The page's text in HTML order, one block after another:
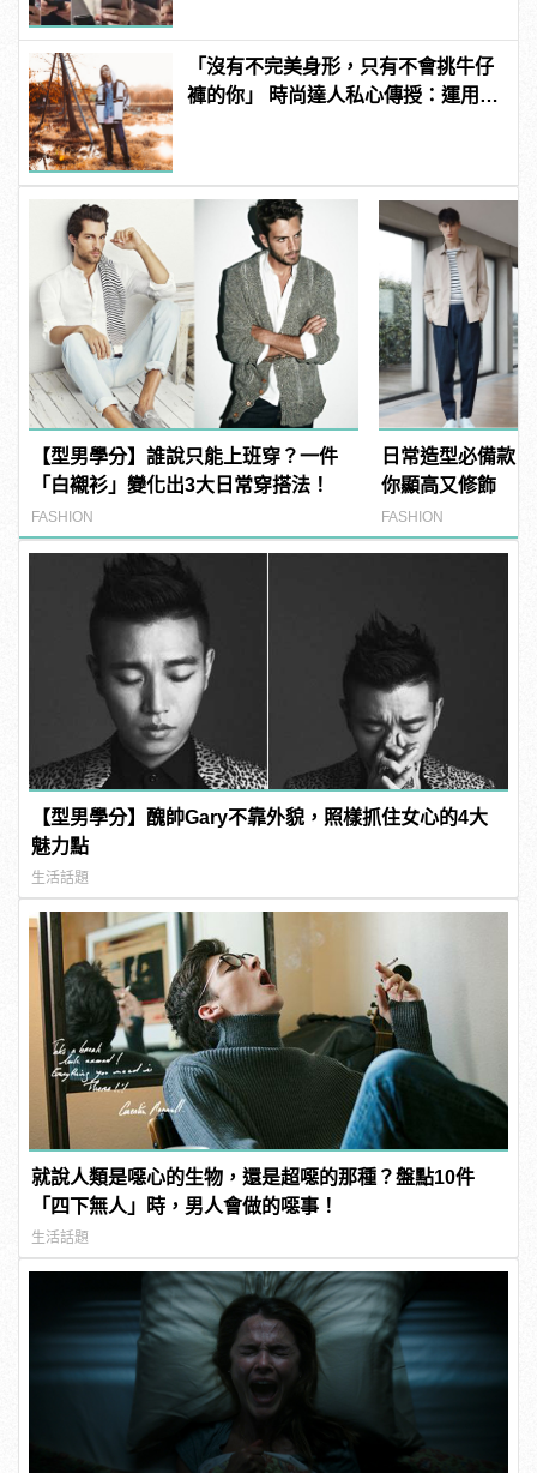
「沒有不完美身形，只有不會挑牛仔
褲的你」 時尚達人私心傳授：運用
【型男學分】誰說只能上班穿？一件
「白襯衫」變化出3大日常穿搭法！
FASHION
日常造型必備款
你顯高又修飾
FASHION
【型男學分】醜帥Gary不靠外貌，照樣抓住女心的4大
魅力點
生活話題
就說人類是噁心的生物，還是超噁的那種？盤點10件
「四下無人」時，男人會做的噁事！
生活話題